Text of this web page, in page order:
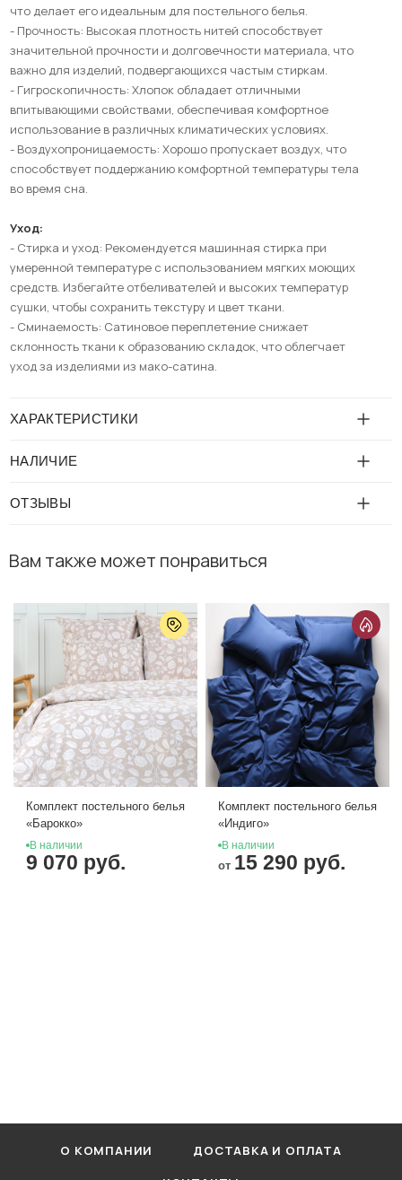
что делает его идеальным для постельного белья.
- Прочность: Высокая плотность нитей способствует
значительной прочности и долговечности материала, что
важно для изделий, подвергающихся частым стиркам.
- Гигроскопичность: Хлопок обладает отличными
впитывающими свойствами, обеспечивая комфортное
использование в различных климатических условиях.
- Воздухопроницаемость: Хорошо пропускает воздух, что
способствует поддержанию комфортной температуры тела
во время сна.
Уход:
- Стирка и уход: Рекомендуется машинная стирка при
умеренной температуре с использованием мягких моющих
средств. Избегайте отбеливателей и высоких температур
сушки, чтобы сохранить текстуру и цвет ткани.
- Сминаемость: Сатиновое переплетение снижает
склонность ткани к образованию складок, что облегчает
уход за изделиями из мако-сатина.
ХАРАКТЕРИСТИКИ
НАЛИЧИЕ
ОТЗЫВЫ
Вам также может понравиться
Комплект постельного белья
«Барокко»
В наличии
9 070 руб.
Комплект постельного белья
«Индиго»
В наличии
от 15 290 руб.
О КОМПАНИИ
ДОСТАВКА И ОПЛАТА